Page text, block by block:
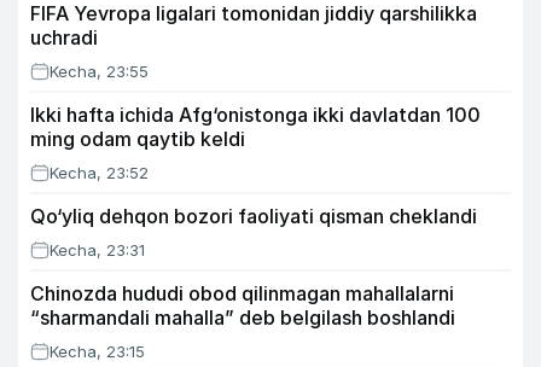
FIFA Yevropa ligalari tomonidan jiddiy qarshilikka
uchradi
Kecha, 23:55
Ikki hafta ichida Afg‘onistonga ikki davlatdan 100
ming odam qaytib keldi
Kecha, 23:52
Qo‘yliq dehqon bozori faoliyati qisman cheklandi
Kecha, 23:31
Chinozda hududi obod qilinmagan mahallalarni
“sharmandali mahalla” deb belgilash boshlandi
Kecha, 23:15